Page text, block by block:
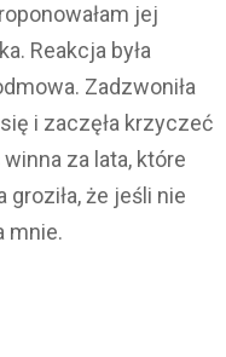
jej
Reakcja była
Zadzwoniła
i zaczęła krzyczeć
za lata, które
groziła, że jeśli nie
mnie.